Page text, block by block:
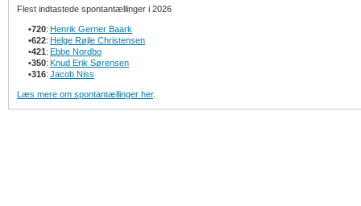
Flest indtastede spontantællinger i 2026
•720: Henrik Gerner Baark
•622: Helge Røjle Christensen
•421: Ebbe Nordbo
•350: Knud Erik Sørensen
•316: Jacob Niss
Læs mere om spontantællinger her.